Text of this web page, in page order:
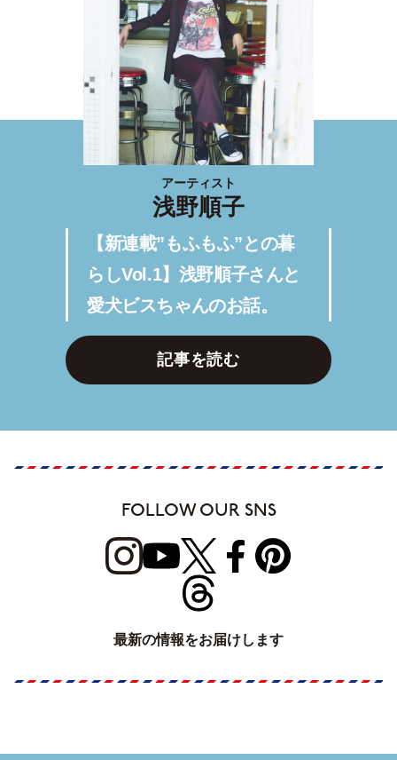
アーティスト
浅野順子
【新連載”もふもふ”との暮
らしVol.1】浅野順子さんと
愛犬ビスちゃんのお話。
記事を読む
FOLLOW OUR SNS
最新の情報をお届けします